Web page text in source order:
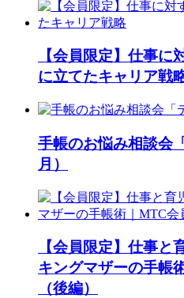
【会員限定】仕事に
に立てたキャリア戦
手帳のお悩み相談会
月）
【会員限定】仕事と
キングマザーの手帳
（後編）